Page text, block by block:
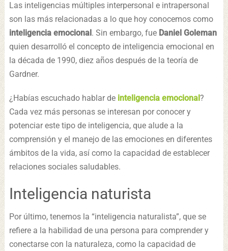
Las inteligencias múltiples interpersonal e intrapersonal
son las más relacionadas a lo que hoy conocemos como
inteligencia emocional. Sin embargo, fue Daniel Goleman
quien desarrolló el concepto de inteligencia emocional en
la década de 1990, diez años después de la teoría de
Gardner.
¿Habías escuchado hablar de inteligencia emocional?
Cada vez más personas se interesan por conocer y
potenciar este tipo de inteligencia, que alude a la
comprensión y el manejo de las emociones en diferentes
ámbitos de la vida, así como la capacidad de establecer
relaciones sociales saludables.
Inteligencia naturista
Por último, tenemos la “inteligencia naturalista”, que se
refiere a la habilidad de una persona para comprender y
conectarse con la naturaleza, como la capacidad de